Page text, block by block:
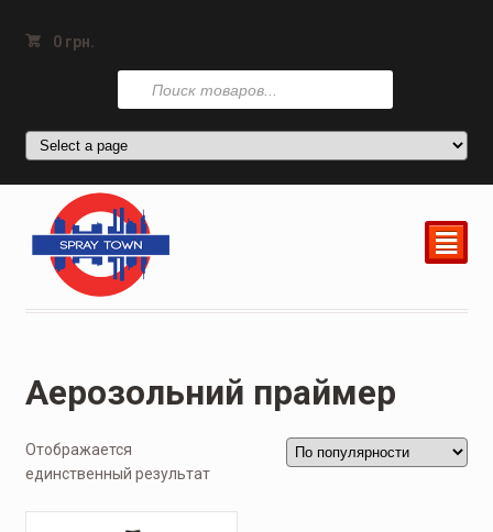
0 грн.
Поиск
товаров
²
Аерозольний праймер
Отображается
единственный результат